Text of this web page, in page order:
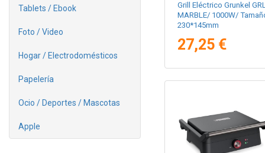
Tablets / Ebook
Foto / Video
Hogar / Electrodomésticos
Papelería
Ocio / Deportes / Mascotas
Apple
Grill Eléctrico Grunkel
MARBLE/ 1000W/
230*145mm
27,25 €